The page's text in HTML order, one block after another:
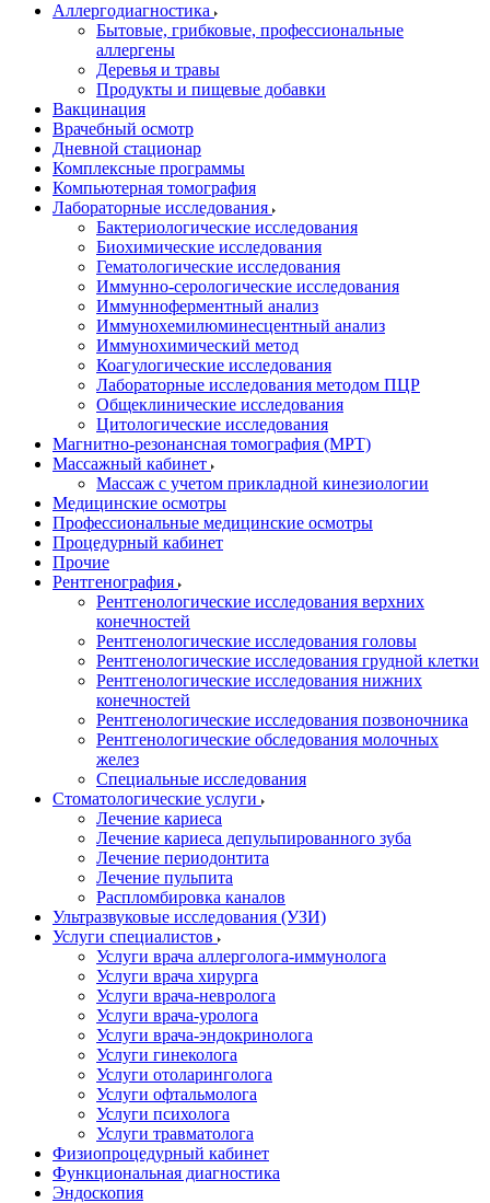
Аллергодиагностика
Бытовые, грибковые, профессиональные
аллергены
Деревья и травы
Продукты и пищевые добавки
Вакцинация
Врачебный осмотр
Дневной стационар
Комплексные программы
Компьютерная томография
Лабораторные исследования
Бактериологические исследования
Биохимические исследования
Гематологические исследования
Иммунно-серологические исследования
Иммунноферментный анализ
Иммунохемилюминесцентный анализ
Иммунохимический метод
Коагулогические исследования
Лабораторные исследования методом ПЦР
Общеклинические исследования
Цитологические исследования
Магнитно-резонансная томография (МРТ)
Массажный кабинет
Массаж с учетом прикладной кинезиологии
Медицинские осмотры
Профессиональные медицинские осмотры
Процедурный кабинет
Прочие
Рентгенография
Рентгенологические исследования верхних
конечностей
Рентгенологические исследования головы
Рентгенологические исследования грудной клетки
Рентгенологические исследования нижних
конечностей
Рентгенологические исследования позвоночника
Рентгенологические обследования молочных
желез
Специальные исследования
Стоматологические услуги
Лечение кариеса
Лечение кариеса депульпированного зуба
Лечение периодонтита
Лечение пульпита
Распломбировка каналов
Ультразвуковые исследования (УЗИ)
Услуги специалистов
Услуги врача аллерголога-иммунолога
Услуги врача хирурга
Услуги врача-невролога
Услуги врача-уролога
Услуги врача-эндокринолога
Услуги гинеколога
Услуги отоларинголога
Услуги офтальмолога
Услуги психолога
Услуги травматолога
Физиопроцедурный кабинет
Функциональная диагностика
Эндоскопия